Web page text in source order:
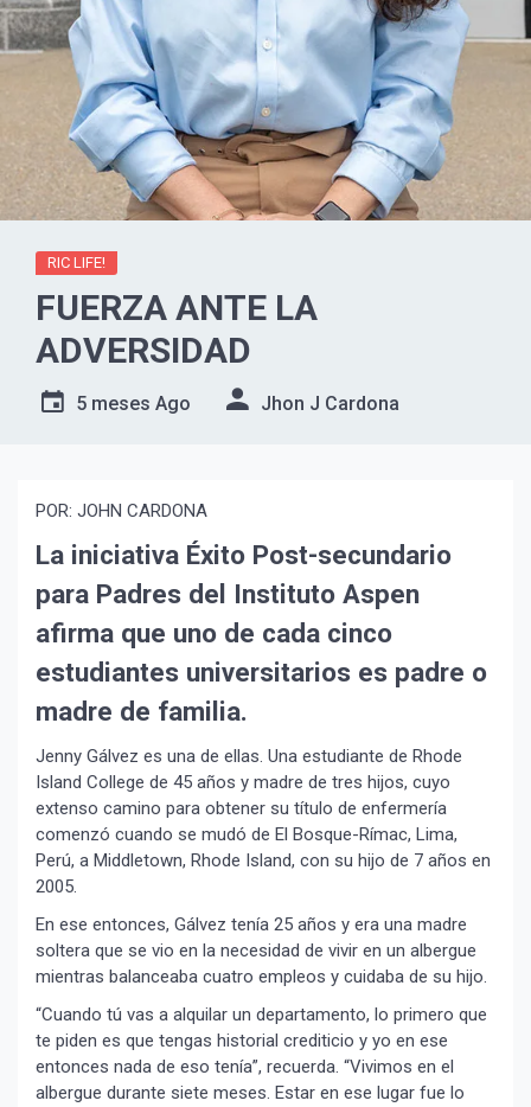
RIC LIFE!
FUERZA ANTE LA
ADVERSIDAD
5 meses Ago Jhon J Cardona
POR: JOHN CARDONA
La iniciativa Éxito Post-secundario
para Padres del Instituto Aspen
afirma que uno de cada cinco
estudiantes universitarios es padre o
madre de familia.
Jenny Gálvez es una de ellas. Una estudiante de Rhode
Island College de 45 años y madre de tres hijos, cuyo
extenso camino para obtener su título de enfermería
comenzó cuando se mudó de El Bosque-Rímac, Lima,
Perú, a Middletown, Rhode Island, con su hijo de 7 años en
2005.
En ese entonces, Gálvez tenía 25 años y era una madre
soltera que se vio en la necesidad de vivir en un albergue
mientras balanceaba cuatro empleos y cuidaba de su hijo.
“Cuando tú vas a alquilar un departamento, lo primero que
te piden es que tengas historial crediticio y yo en ese
entonces nada de eso tenía”, recuerda. “Vivimos en el
albergue durante siete meses. Estar en ese lugar fue lo